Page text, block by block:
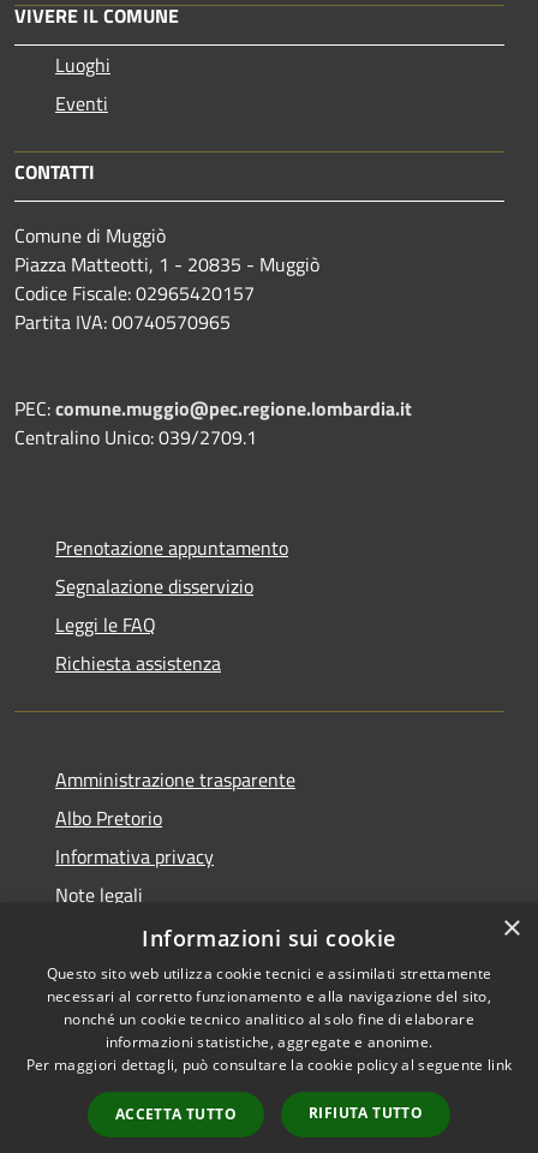
VIVERE IL COMUNE
Luoghi
Eventi
CONTATTI
Comune di Muggiò
Piazza Matteotti, 1 - 20835 - Muggiò
Codice Fiscale: 02965420157
Partita IVA: 00740570965
PEC:comune.muggio@pec.regione.lombardia.it
Centralino Unico: 039/2709.1
Prenotazione appuntamento
Segnalazione disservizio
Leggi le FAQ
Richiesta assistenza
Amministrazione trasparente
Albo Pretorio
Informativa privacy
Note legali
Dichiarazione di accessibilità
RSS
Accessibilità
Copyright © 2026 • Comune di
Municipium•
Accesso
redazione
×
Informazioni sui cookie
Questo sito web utilizza cookie tecnici e assimilati strettamente
necessari al corretto funzionamento e alla navigazione del sito,
nonché un cookie tecnico analitico al solo fine di elaborare
informazioni statistiche, aggregate e anonime.
Per maggiori dettagli, può consultare la cookie policy al seguente link
ACCETTA TUTTO RIFIUTA TUTTO